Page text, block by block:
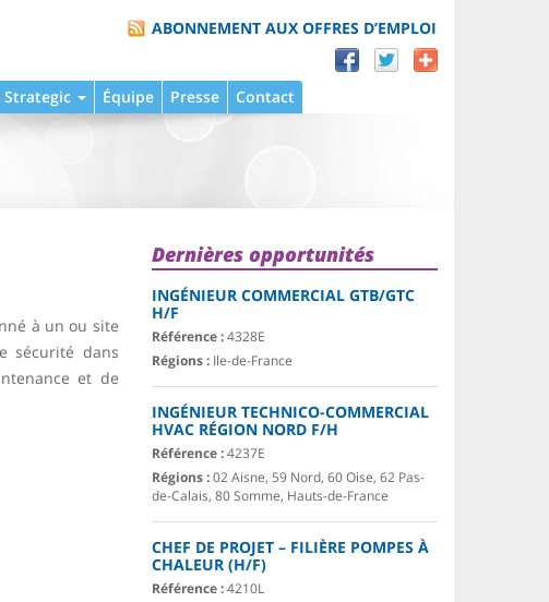
ABONNEMENT AUX OFFRES D’EMPLOI
Strategic Équipe Presse Contact
à un ou site
sécurité dans
et de
Dernières opportunités
INGÉNIEUR COMMERCIAL GTB/GTC
H/F
Référence :4328E
Régions :Ile-de-France
INGÉNIEUR TECHNICO-COMMERCIAL
HVAC RÉGION NORD F/H
Référence :4237E
Régions :02 Aisne, 59 Nord, 60 Oise, 62 Pas-
de-Calais, 80 Somme, Hauts-de-France
CHEF DE PROJET – FILIÈRE POMPES À
CHALEUR (H/F)
Référence :4210L